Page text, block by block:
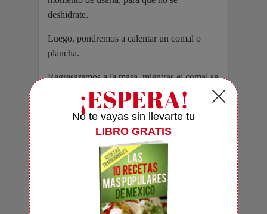
deshidrate.
Luego, pondremos a calentar un comal o
plancha.
Regresaremos a la masa, mientras el comal se
calienta, para hacer bolas como pequeñas
pelotas de béisbol. Lo más conveniente es
meter cada bola de masa dentro de dos
láminas de plástico, y luego, irla aplanando
con la ayuda de un rodillo de cocina.
Cuando hayamos aplanado la masa hasta
obtener una especie de rueda, colocaremos en
el centro una o dos cucharadas de la pasta de